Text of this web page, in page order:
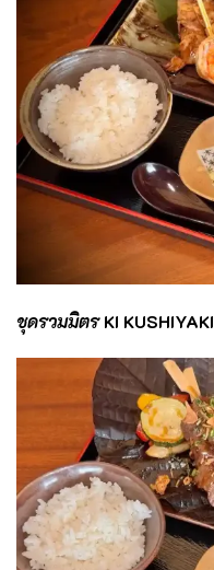
ชุดรวมมิตร KI KUSHIYAKI